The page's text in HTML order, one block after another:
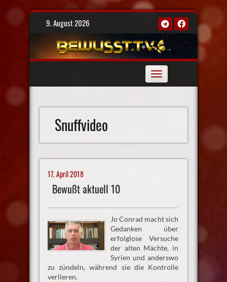
Skip
9. August 2026
Toggle
navigation
Snuffvideo
17. April 2018
Bewußt aktuell 10
Jo Conrad macht sich
Gedanken über
erfolglose Versuche
der alten Mächte, in
Syrien und anderswo
zu zündeln, während sie die Kontrolle
verlieren.